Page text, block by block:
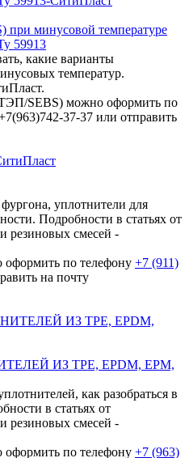
при минусовой температуре
59913
какие варианты
температур.
SEBS) можно оформить по
37-37 или отправить
уплотнители для
Подробности в статьях от
резиновых смесей -
оформить по телефону +7 (911)
на почту
ИЗ TPE, EPDM, EPM,
как разобраться в
в статьях от
резиновых смесей -
оформить по телефону +7 (963)